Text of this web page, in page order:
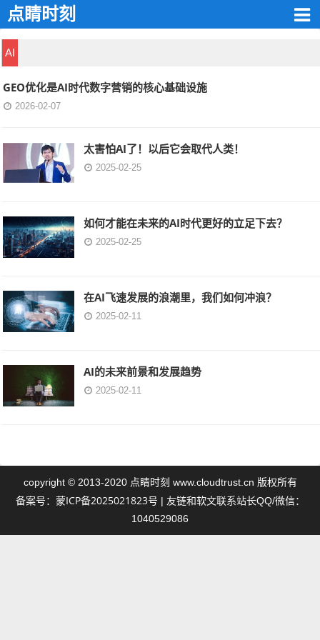
点睛时刻
AI
GEO优化是AI时代数字营销的核心基础设施
2026-02-07
太害怕AI了！以后它会取代人类！
2025-02-25
如何才能在未来的AI时代更好的立足下去？
2025-02-25
在AI飞速发展的浪潮里，我们如何冲浪？
2025-02-11
AI的未来前景和发展趋势
2025-02-11
copyright © 2013-2020 点睛时刻 www.cloudtrust.cn 版权所有
备案号： 蒙ICP备2025021823号 | 友链和软文联系站长QQ/微信：
1040529086